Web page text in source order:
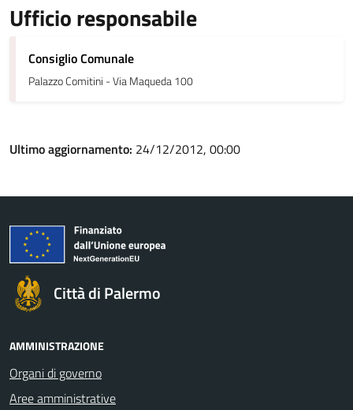
Ufficio responsabile
Consiglio Comunale
Palazzo Comitini - Via Maqueda 100
Ultimo aggiornamento: 24/12/2012, 00:00
Città di Palermo
AMMINISTRAZIONE
Organi di governo
Aree amministrative